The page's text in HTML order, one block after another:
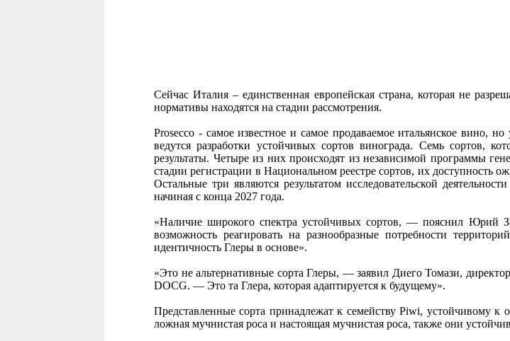
Сейчас Италия – единственная европейская страна, которая не
нормативы находятся на стадии рассмотрения.
Prosecco - самое известное и самое продаваемое итальянское вино,
ведутся разработки устойчивых сортов винограда. Семь сортов,
результаты. Четыре из них происходят из независимой программы
стадии регистрации в Национальном реестре сортов, их доступность
Остальные три являются результатом исследовательской
начиная с конца 2027 года.
«Наличие широкого спектра устойчивых сортов, — пояснил Юрий
возможность реагировать на разнообразные потребности
идентичность Глеры в основе».
«Это не альтернативные сорта Глеры, — заявил Диего Томази,
DOCG. — Это та Глера, которая адаптируется к будущему».
Представленные сорта принадлежат к семейству Piwi, устойчивому
ложная мучнистая роса и настоящая мучнистая роса, также они